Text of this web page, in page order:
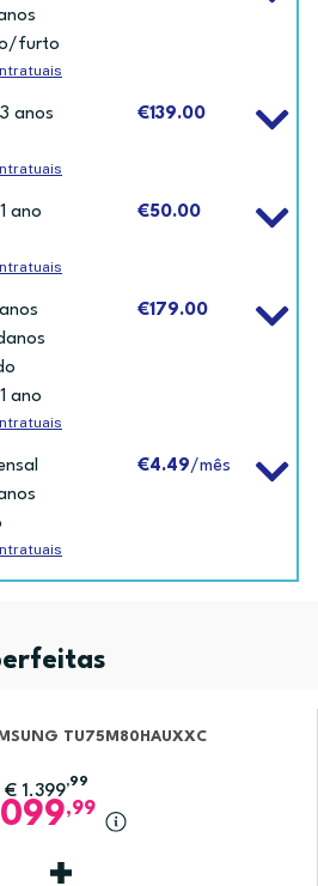
furto
anos
€139.00
ano
€50.00
ano
€179.00
€4.49/mês
TU75M80HAUXXC
€ 1.399
,99
,99